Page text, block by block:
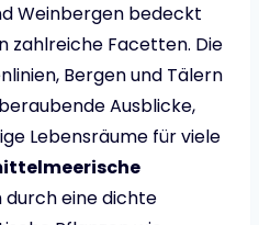
Weinbergen bedeckt
zahlreiche Facetten. Die
Bergen und Tälern
Ausblicke,
Lebensräume für viele
durch eine dichte